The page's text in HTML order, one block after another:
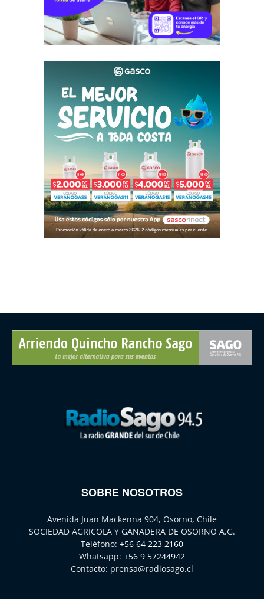
SOBRE NOSOTROS
Avenida Juan Mackenna 904, Osorno, Chile
SOCIEDAD AGRICOLA Y GANADERA DE OSORNO A.G.
Teléfono: +56 64 223 2160
Whatsapp: +56 9 57244942
Contacto: prensa@radiosago.cl